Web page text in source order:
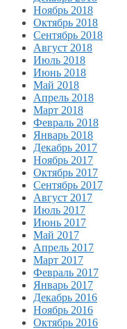
Ноябрь 2018
Октябрь 2018
Сентябрь 2018
Август 2018
Июль 2018
Июнь 2018
Май 2018
Апрель 2018
Март 2018
Февраль 2018
Январь 2018
Декабрь 2017
Ноябрь 2017
Октябрь 2017
Сентябрь 2017
Август 2017
Июль 2017
Июнь 2017
Май 2017
Апрель 2017
Март 2017
Февраль 2017
Январь 2017
Декабрь 2016
Ноябрь 2016
Октябрь 2016